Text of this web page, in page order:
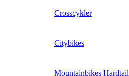
Crosscykler
Citybikes
Mountainbikes Hardtail